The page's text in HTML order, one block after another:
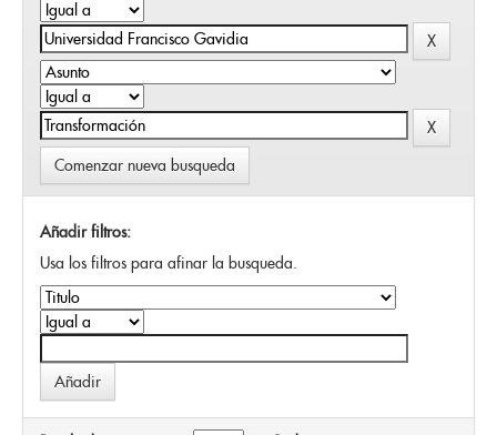
Comenzar nueva busqueda
Añadir filtros:
Usa los filtros para afinar la busqueda.